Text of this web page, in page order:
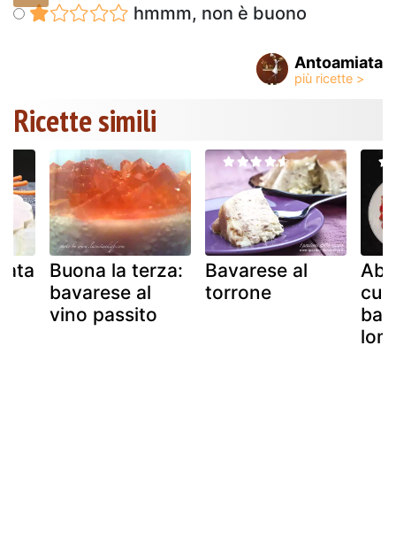
hmmm, non è buono
Antoamiata
Ricette simili
Buona la terza:
bavarese al
vino passito
Bavarese al
torrone